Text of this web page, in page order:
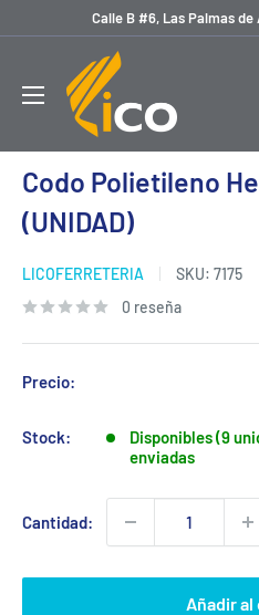
contenido
Calle B #6, Las Palmas de
licoferreteria
Codo Polietileno
(UNIDAD)
LICOFERRETERIA SKU: 7175
0 reseña
Precio:
Stock:
Disponibles (9
enviadas
Cantidad:
Añadir